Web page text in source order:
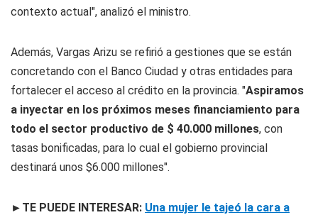
contexto actual", analizó el ministro.
Además, Vargas Arizu se refirió a gestiones que se están
concretando con el Banco Ciudad y otras entidades para
fortalecer el acceso al crédito en la provincia. "Aspiramos
a inyectar en los próximos meses financiamiento para
todo el sector productivo de $ 40.000 millones, con
tasas bonificadas, para lo cual el gobierno provincial
destinará unos $6.000 millones".
►TE PUEDE INTERESAR: Una mujer le tajeó la cara a